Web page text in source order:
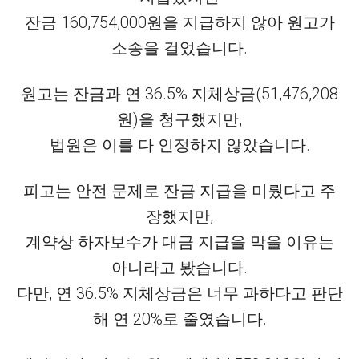
잔금 160,754,000원을 지급하지 않아 원고가
소송을 걸었습니다.
원고는 잔금과 연 36.5% 지체상금(51,476,208
원)을 청구했지만,
법원은 이를 다 인정하지 않았습니다.
피고는 안전 문제로 잔금 지급을 미뤘다고 주
장했지만,
계약상 하자보수가 대금 지급을 막을 이유는
아니라고 봤습니다.
다만, 연 36.5% 지체상금은 너무 과하다고 판단
해 연 20%로 줄였습니다.